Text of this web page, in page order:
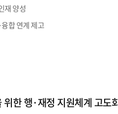
재 양성
합 연계 제고
한 행·재정 지원체계 고도